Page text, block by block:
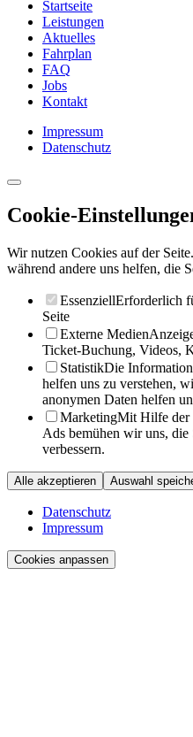
Startseite
Leistungen
Aktuelles
Fahrplan
FAQ
Jobs
Kontakt
Impressum
Datenschutz
Cookie-
Wir nutzen Cookies auf der
während andere uns helfen, die
EssenziellErforderlich
Seite
Externe Medien
Ticket-Buchung, Videos,
StatistikDie
helfen uns zu verstehen,
anonymen Daten helfen
MarketingMit Hilfe der
Ads bemühen wir uns,
verbessern.
Alle akzeptieren Auswahl
Datenschutz
Impressum
Cookies anpassen